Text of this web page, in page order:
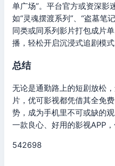
单广场”。平台官方或资深影
如“灵魂摆渡系列”、“盗墓笔
同类或同系列影片打包成片
播，轻松开启沉浸式追剧模式
总结
无论是通勤路上的短剧放松
片，优可影视都凭借其全免
势，成为手机里不可或缺的
一款良心、好用的影视APP
542698